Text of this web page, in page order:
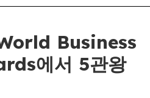
Business
에서 5관왕